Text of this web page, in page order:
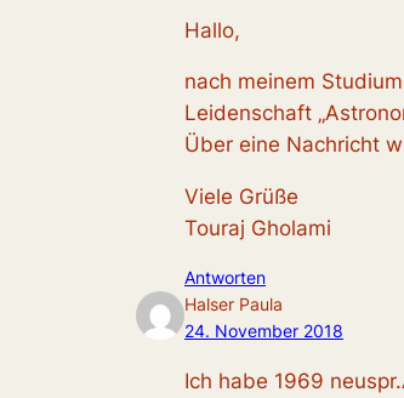
Hallo,
nach meinem
Leidenschaft
Über eine Nachricht
Viele Grüße
Touraj Gholami
Antworten
Halser Paula
24. November 2018
Ich habe 1969